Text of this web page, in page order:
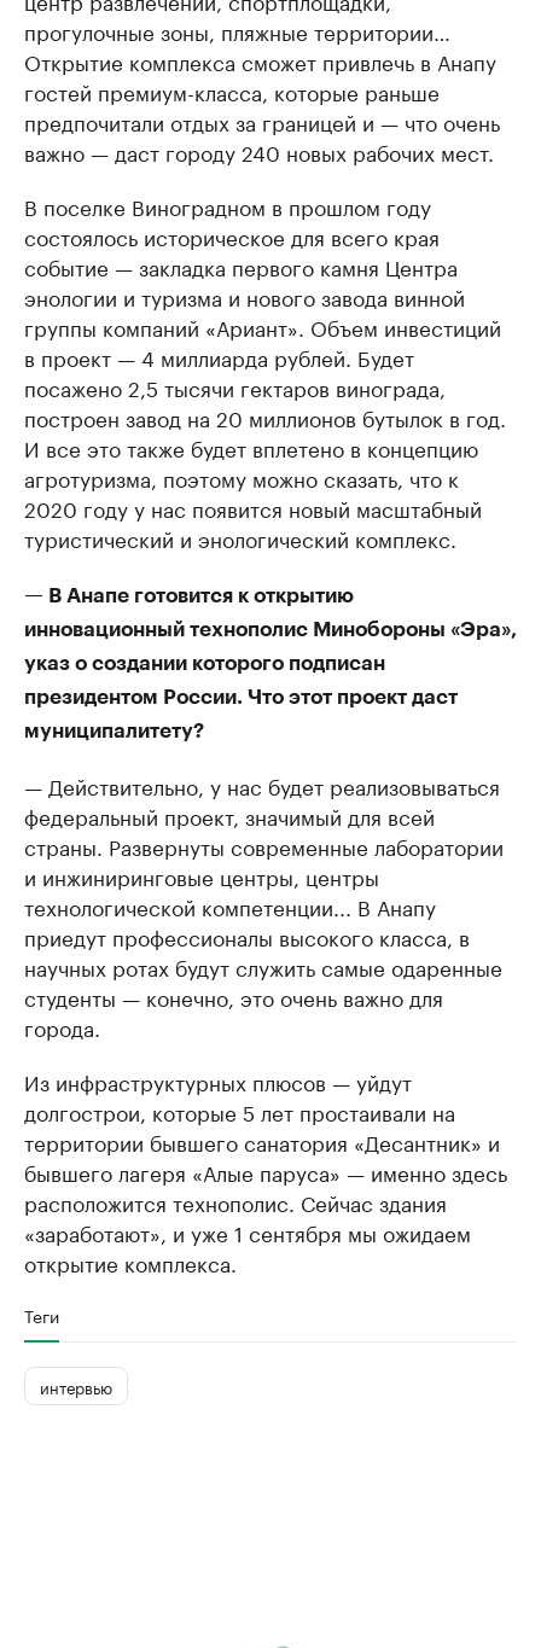
прогулочные зоны, пляжные территории…
Открытие комплекса сможет привлечь в Анапу
гостей премиум-класса, которые раньше
предпочитали отдых за границей и — что очень
важно — даст городу 240 новых рабочих мест.
В поселке Виноградном в прошлом году
состоялось историческое для всего края
событие — закладка первого камня Центра
энологии и туризма и нового завода винной
группы компаний «Ариант». Объем инвестиций
в проект — 4 миллиарда рублей. Будет
посажено 2,5 тысячи гектаров винограда,
построен завод на 20 миллионов бутылок в год.
И все это также будет вплетено в концепцию
агротуризма, поэтому можно сказать, что к
2020 году у нас появится новый масштабный
туристический и энологический комплекс.
— В Анапе готовится к открытию
инновационный технополис Минобороны «Эра»,
указ о создании которого подписан
президентом России. Что этот проект даст
муниципалитету?
— Действительно, у нас будет реализовываться
федеральный проект, значимый для всей
страны. Развернуты современные лаборатории
и инжиниринговые центры, центры
технологической компетенции... В Анапу
приедут профессионалы высокого класса, в
научных ротах будут служить самые одаренные
студенты — конечно, это очень важно для
города.
Из инфраструктурных плюсов — уйдут
долгострои, которые 5 лет простаивали на
территории бывшего санатория «Десантник» и
бывшего лагеря «Алые паруса» — именно здесь
расположится технополис. Сейчас здания
«заработают», и уже 1 сентября мы ожидаем
открытие комплекса.
Теги
интервью